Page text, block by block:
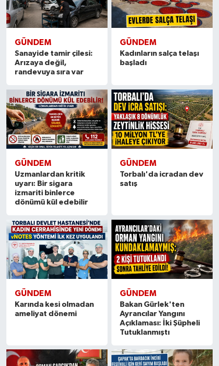
GÜNDEM
Sanayide tamir çilesi:
Arızaya değil,
randevuya sıra var
GÜNDEM
Kadınların salça telaşı
başladı
GÜNDEM
Uzmanlardan kritik
uyarı: Bir sigara
izmariti binlerce
dönümü kül edebilir
GÜNDEM
Torbalı'da icradan dev
satış
GÜNDEM
Karında kesi olmadan
ameliyat dönemi
GÜNDEM
Bakan Gürlek'ten
Ayrancılar Yangını
Açıklaması: İki Şüpheli
Tutuklanmıştı